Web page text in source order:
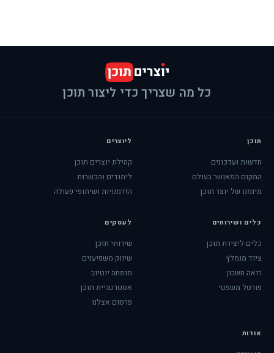
כל מה שצריך כדי ליצור תוכן
תוכן
חדשות ועדכונים
המקום המאושר בעולם
מיומנו של יוצר תוכן
ליוצרים
קהילת יוצרים תוכן
לימודים והכשרות
הזדמנויות ושיתופי פעולה
כלים ושירותים
כלים ליצירת תוכן
ציוד מומלץ
רואה חשבון
פורטל משפטי
לעסקים
שירותי תוכן
שיווק משפיענים
מומחה יוטיוב
אסטרטגיית תוכן
פרסום אצלנו
אודות